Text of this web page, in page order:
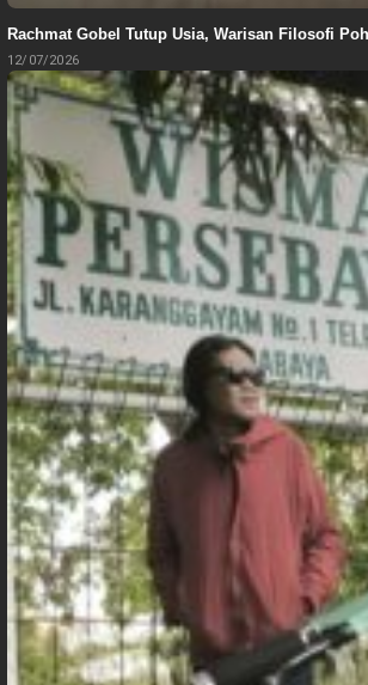
Rachmat Gobel Tutup Usia, Warisan Filosofi
12/07/2026